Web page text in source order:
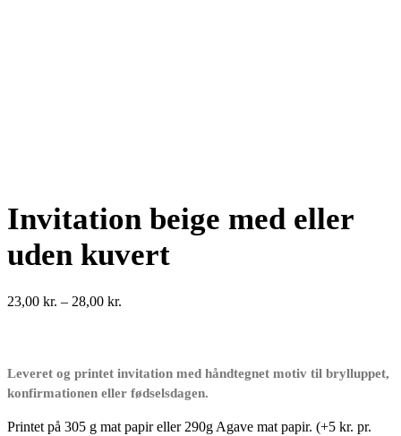
Invitation beige med eller
uden kuvert
23,00 kr. – 28,00 kr.
Leveret og printet invitation med håndtegnet motiv til brylluppet,
konfirmationen eller fødselsdagen.
Printet på 305 g mat papir eller 290g Agave mat papir. (+5 kr. pr.